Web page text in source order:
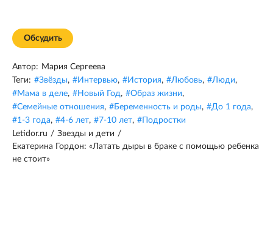
Обсудить
Автор: Мария Сергеева
Теги: #Звёзды, #Интервью, #История, #Любовь, #Люди,
#Мама в деле, #Новый Год , #Образ жизни,
#Семейные отношения, #Беременность и роды, #До 1 года,
#1-3 года, #4-6 лет, #7-10 лет, #Подростки
Letidor.ru / Звезды и дети /
Екатерина Гордон: «Латать дыры в браке с помощью ребенка
не стоит»